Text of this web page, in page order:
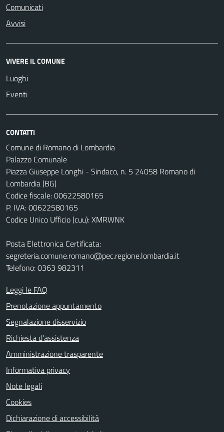
Comunicati
Avvisi
VIVERE IL COMUNE
Luoghi
Eventi
CONTATTI
Comune di Romano di Lombardia
Palazzo Comunale
Piazza Giuseppe Longhi - Sindaco, n. 5 24058 Romano di
Lombardia (BG)
Codice fiscale: 00622580165
P. IVA: 00622580165
Codice Unico Ufficio (cuu): XMRWNK
Posta Elettronica Certificata:
segreteria.comune.romano@pec.regione.lombardia.it
Telefono: 0363 982311
Leggi le FAQ
Prenotazione appuntamento
Segnalazione disservizio
Richiesta d'assistenza
Amministrazione trasparente
Informativa privacy
Note legali
Cookies
Dichiarazione di accessibilità